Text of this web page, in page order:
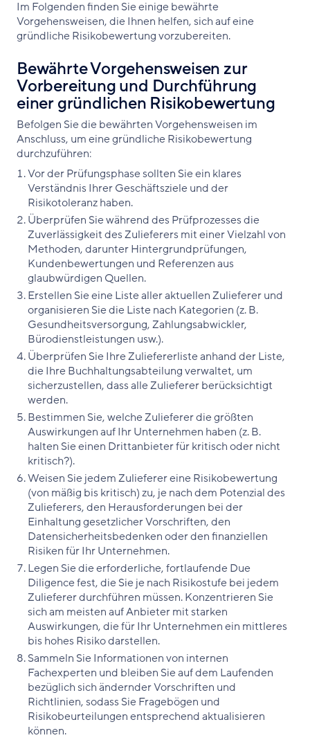
Im Folgenden finden Sie einige bewährte
Vorgehensweisen, die Ihnen helfen, sich auf eine
gründliche Risikobewertung vorzubereiten.
Bewährte Vorgehensweisen zur
Vorbereitung und Durchführung
einer gründlichen Risikobewertung
Befolgen Sie die bewährten Vorgehensweisen im
Anschluss, um eine gründliche Risikobewertung
durchzuführen:
Vor der Prüfungsphase sollten Sie ein klares
Verständnis Ihrer Geschäftsziele und der
Risikotoleranz haben.
Überprüfen Sie während des Prüfprozesses die
Zuverlässigkeit des Zulieferers mit einer Vielzahl von
Methoden, darunter Hintergrundprüfungen,
Kundenbewertungen und Referenzen aus
glaubwürdigen Quellen.
Erstellen Sie eine Liste aller aktuellen Zulieferer und
organisieren Sie die Liste nach Kategorien (z. B.
Gesundheitsversorgung, Zahlungsabwickler,
Bürodienstleistungen usw.).
Überprüfen Sie Ihre Zuliefererliste anhand der Liste,
die Ihre Buchhaltungsabteilung verwaltet, um
sicherzustellen, dass alle Zulieferer berücksichtigt
werden.
Bestimmen Sie, welche Zulieferer die größten
Auswirkungen auf Ihr Unternehmen haben (z. B.
halten Sie einen Drittanbieter für kritisch oder nicht
kritisch?).
Weisen Sie jedem Zulieferer eine Risikobewertung
(von mäßig bis kritisch) zu, je nach dem Potenzial des
Zulieferers, den Herausforderungen bei der
Einhaltung gesetzlicher Vorschriften, den
Datensicherheitsbedenken oder den finanziellen
Risiken für Ihr Unternehmen.
Legen Sie die erforderliche, fortlaufende Due
Diligence fest, die Sie je nach Risikostufe bei jedem
Zulieferer durchführen müssen. Konzentrieren Sie
sich am meisten auf Anbieter mit starken
Auswirkungen, die für Ihr Unternehmen ein mittleres
bis hohes Risiko darstellen.
Sammeln Sie Informationen von internen
Fachexperten und bleiben Sie auf dem Laufenden
bezüglich sich ändernder Vorschriften und
Richtlinien, sodass Sie Fragebögen und
Risikobeurteilungen entsprechend aktualisieren
können.